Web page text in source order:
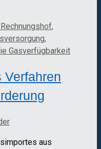
,
,
Gasverfügbarkeit
Verfahren
aus